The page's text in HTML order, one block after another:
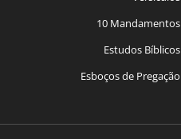
10 Mandamentos
Estudos Bíblicos
Esboços de Pregação